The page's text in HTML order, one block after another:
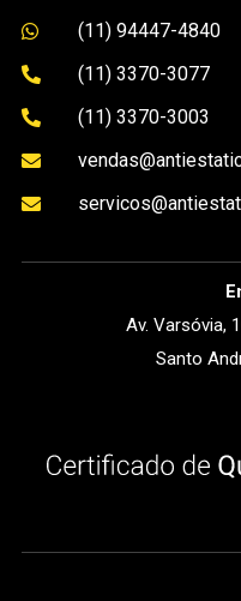
 (11) 94447-4840
 (11) 3370-3077
 (11) 3370-3003


Av. Varsóvia,
Santo